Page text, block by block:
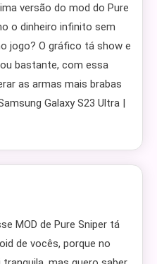
versão do mod do Pure
o dinheiro infinito sem
jogo? O gráfico tá show e
bastante, com essa
as armas mais brabas
Galaxy S23 Ultra |
MOD de Pure Sniper tá
de vocês, porque no